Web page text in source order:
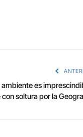
es
soltura por la